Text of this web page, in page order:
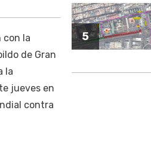
con la
de Gran
la
jueves en
contra
5